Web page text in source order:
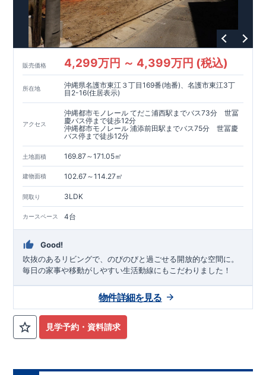
全棟こだわりの間取り設計で、家族みんなが快適に過ごせる
空間を提供。
◆ブルーミングガーデンのこだわり◆
⇒設計・施工・営業を一貫管理。
不要な中間マージンを省き、高品質とコスト効率を両立。
◎耐震等級3取得
⇒建築基準法の1.5倍の耐震力を確保。
災害時も安心して暮らせる住宅です。
◎住宅性能評価ダブル取得
⇒設計段階・建設段階で第三者機関による検査を実施。
住宅の性能と品質の信頼性を保証します。
◎長期優良住宅
⇒長期にわたる安心・快適な住まいを実現する住宅です。
税制優遇や中古市場での有利性も兼ね備えています。
◎充実のアフターサポート
⇒お引渡し後、最大4回の無料点検と60年保証。
グループ会社が責任を持って長期にわたりサポートいたし
■--■--■--■--■--■--■--■--■--■
先着販売！
どうぞお気軽にお問い合わせください。
資料請求・お電話いずれも可能です。
三島営業所直通: 0120-1081-15
■--■--■--■--■--■--■--■--■--■
販売価格 4,299万円 ～ 4,399万円 (税込)
所在地
沖縄県名護市東江３丁目169番(地番)、名護市東江3丁
目2-16(住居表示)
アクセス
沖縄都市モノレール てだこ浦西駅までバス73分 世冨
慶バス停まで徒歩12分
沖縄都市モノレール 浦添前田駅までバス75分 世冨慶
バス停まで徒歩12分
土地面積 169.87～171.05㎡
建物面積 102.67～114.27㎡
間取り 3LDK
カースペース 4台
Good!
吹抜のあるリビングで、のびのびと過ごせる開放的な空間に。
毎日の家事や移動がしやすい生活動線にもこだわりました！
見学予約・資料請求
物件詳細を見る